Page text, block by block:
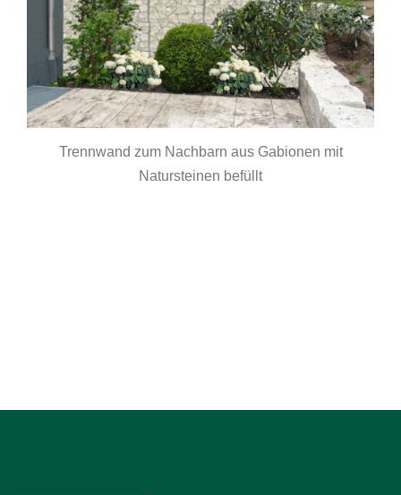
Trennwand zum Nachbarn aus Gabionen mit
Natursteinen befüllt